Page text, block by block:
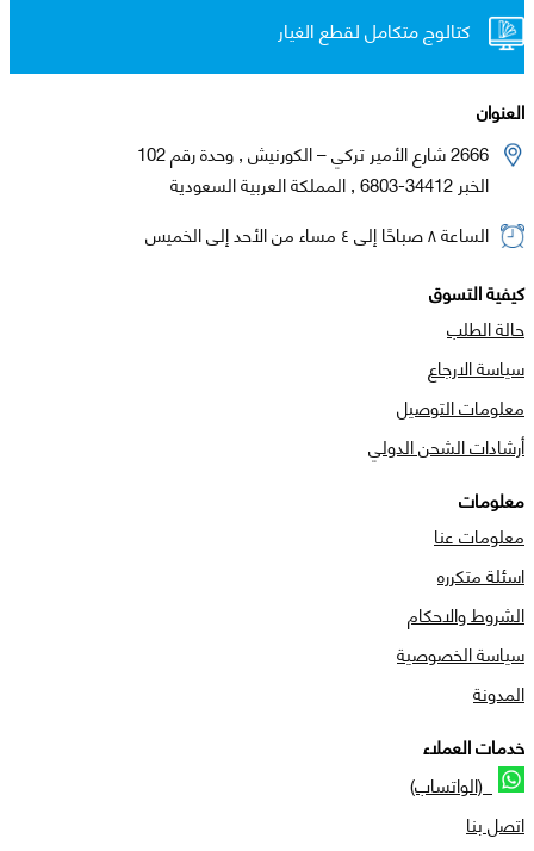
كتالوج متكامل لقطع الغيار
العنوان
2666 شارع الأمير تركي – الكورنيش , وحدة رقم 102
الخبر 34412-6803 , المملكة العربية السعودية
الساعة ٨ صباحًا إلى ٤ مساء من الأحد إلى الخميس
كيفية التسوق
حالة الطلب
سياسة الارجاع
معلومات التوصيل
أرشادات الشحن الدولي
معلومات
معلومات عنا
اسئلة متكرره
الشروط والاحكام
سياسة الخصوصية
المدونة
خدمات العملاء
(الواتساب)
اتصل بنا